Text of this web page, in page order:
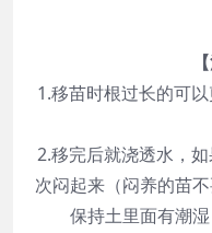
1.移苗时根过长的可
2.移完后就浇透水，
次闷起来（闷养的苗
保持土里面有潮